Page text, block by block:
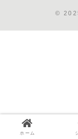
©
ホーム